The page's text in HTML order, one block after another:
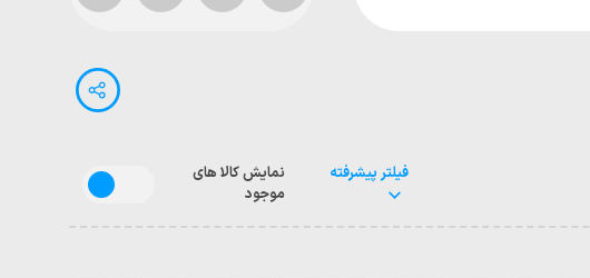
فیلتر پیشرفته
نمایش کالا های
موجود